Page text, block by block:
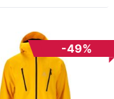
-49%